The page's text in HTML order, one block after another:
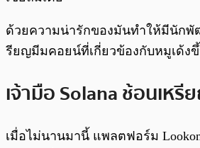
ด้วยความน่ารักของมันทำให้มีนักพั
รียญมีมคอยน์ที่เกี่ยวข้องกับหมูเด้ง
เจ้ามือ Solana ช้อนเห
เมื่อไม่นานมานี้ แพลตฟอร์ม